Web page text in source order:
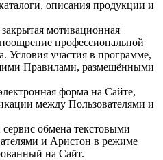
описания продукции и
мотивационная
профессиональной
Условия участия в программе,
Правилами, размещёнными
форма на Сайте,
между Пользователями и
обмена текстовыми
и Аристон в режиме
на Сайт.